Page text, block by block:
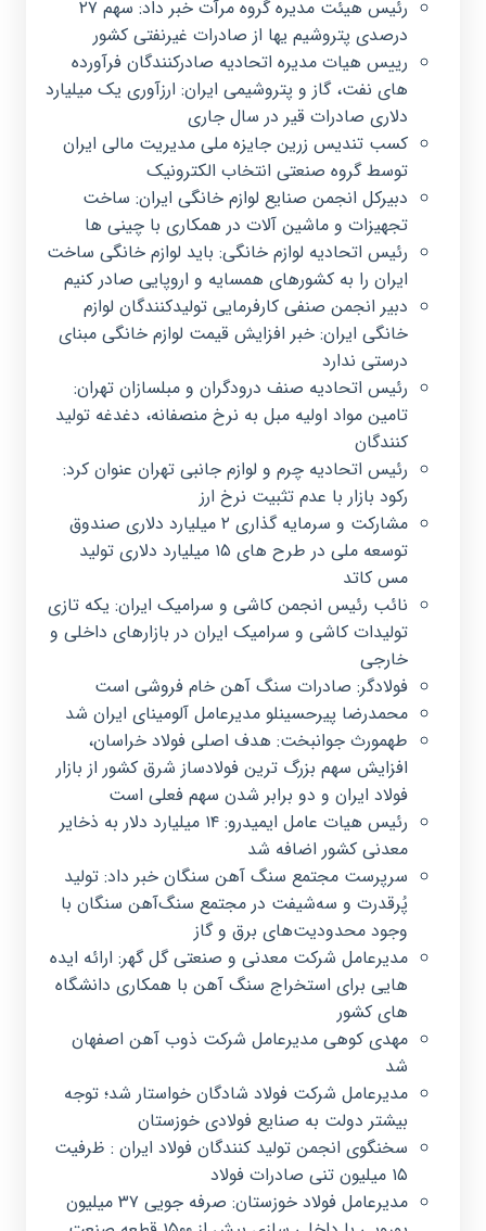
رئیس هیئت مدیره گروه مرآت خبر داد: سهم ۲۷
درصدی پتروشیم یها از صادرات غیرنفتی کشور
رییس هیات مدیره اتحادیه صادرکنندگان فرآورده
های نفت، گاز و پتروشیمی ایران: ارزآوری یک میلیارد
دلاری صادرات قیر در سال جاری
کسب تندیس زرین جایزه ملی مدیریت مالی ایران
توسط گروه صنعتی انتخاب الکترونیک
دبیرکل انجمن صنایع لوازم خانگی ایران: ساخت
تجهیزات و ماشین آلات در همکاری با چینی ها
رئيس اتحادیه لوازم خانگی: باید لوازم خانگی ساخت
ایران را به کشورهای همسایه و اروپایی صادر کنیم
دبیر انجمن صنفی کارفرمایی تولیدکنندگان لوازم
خانگی ایران: خبر افزایش قیمت لوازم خانگی مبنای
درستی ندارد
رئیس اتحادیه صنف درودگران و مبلسازان تهران:
تامین مواد اولیه مبل به نرخ منصفانه، دغدغه تولید
کنندگان
رئیس اتحادیه چرم و لوازم جانبی تهران عنوان کرد:
رکود بازار با عدم تثبیت نرخ ارز
مشارکت و سرمایه گذاری ۲ میلیارد دلاری صندوق
توسعه ملی در طرح های ۱۵ میلیارد دلاری تولید
مس کاتد
نائب رئیس انجمن کاشی و سرامیک ایران: یکه تازی
تولیدات کاشی و سرامیک ایران در بازارهای داخلی و
خارجی
فولادگر: صادرات سنگ آهن خام فروشی است
محمدرضا پیرحسینلو مدیرعامل آلومینای ایران شد
طهمورث جوانبخت: هدف اصلی فولاد خراسان،
افزایش سهم بزرگ ترین فولادساز شرق کشور از بازار
فولاد ایران و دو برابر شدن سهم فعلی است
رئیس هیات عامل ایمیدرو: ۱۴ میلیارد دلار به ذخایر
معدنی کشور اضافه شد
سرپرست مجتمع سنگ آهن سنگان خبر داد: تولید
پُرقدرت و سه‌شیفت در مجتمع سنگ‌آهن سنگان با
وجود محدودیت‌های برق و گاز
مدیرعامل شرکت معدنی و صنعتی گل گهر: ارائه ایده
هایی برای استخراج سنگ آهن با همکاری دانشگاه
های کشور
مهدی کوهی مدیرعامل شرکت ذوب آهن اصفهان
شد
مدیرعامل شرکت فولاد شادگان خواستار شد؛ توجه
بیشتر دولت به صنایع فولادی خوزستان
سخنگوی انجمن تولید کنندگان فولاد ایران : ظرفیت
۱۵ میلیون تنی صادرات فولاد
مدیرعامل فولاد خوزستان: صرفه جویی ۳۷ میلیون